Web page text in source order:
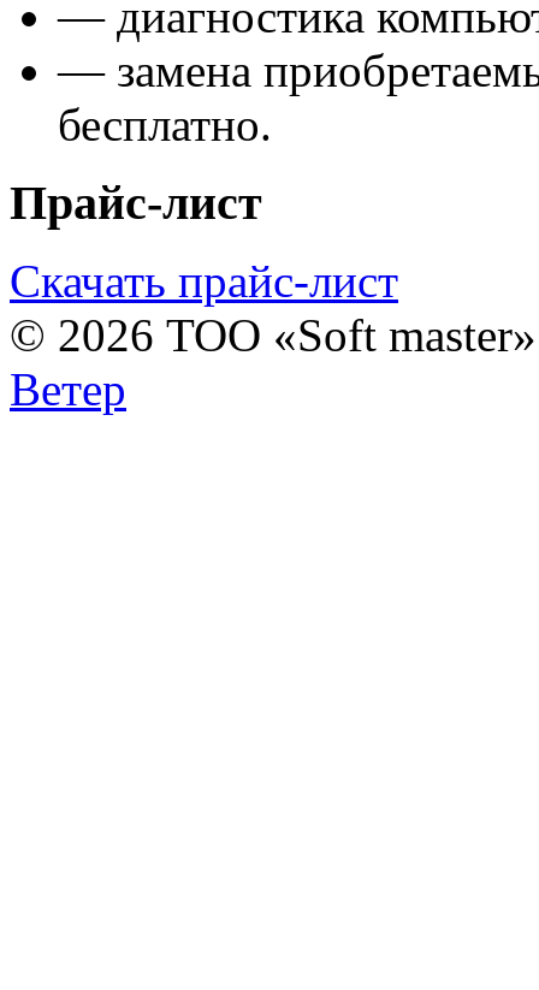
— диагностика
— замена
бесплатно.
Прайс-лист
Скачать прайс-лист
© 2026 ТОО «Soft
Ветер